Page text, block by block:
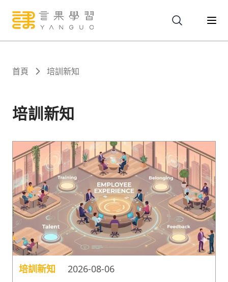
關於
報名
文章
首頁 培訓新知
培訓新知
培訓新知 2026-08-06